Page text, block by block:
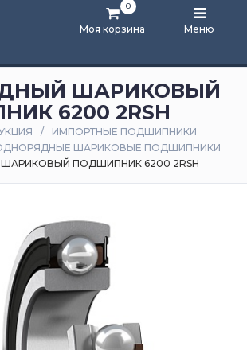
Моя корзина
0
Меню
ШАРИКОВЫЙ
6200 2RSH
ИМПОРТНЫЕ ПОДШИПНИКИ
ШАРИКОВЫЕ ПОДШИПНИКИ
ПОДШИПНИК 6200 2RSH